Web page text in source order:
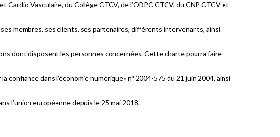
Vasculaire, du Collège CTCV, de l’ODPC CTCV, du CNP CTCV et
membres, ses clients, ses partenaires, différents intervenants, ainsi
dont disposent les personnes concernées. Cette charte pourra faire
confiance dans l’économie numérique» n° 2004-575 du 21 juin 2004, ainsi
l’union européenne depuis le 25 mai 2018.